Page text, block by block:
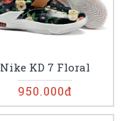
Nike KD 7 Floral
950.000đ